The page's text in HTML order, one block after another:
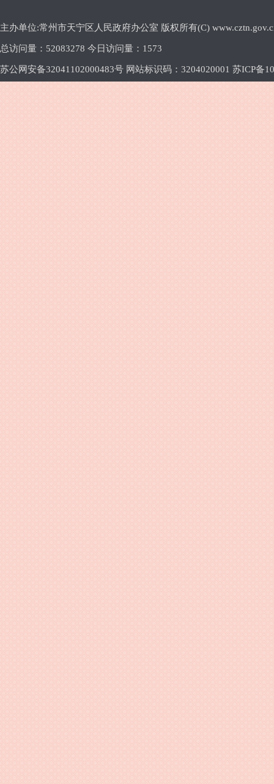
主办单位:常州市天宁区人民政府办公室 版权所有(C)
总访问量： 52083278 今日访问量： 1573
苏公网安备32041102000483号 网站标识码：3204020001 苏ICP备